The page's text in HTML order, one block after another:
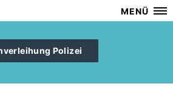
MENÜ
Polizei